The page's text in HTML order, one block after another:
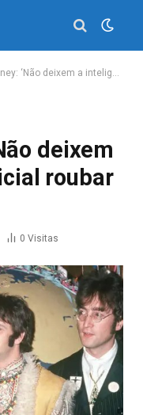
a inteligência artificial roubar os artistas’
deixem
roubar
0 Visitas